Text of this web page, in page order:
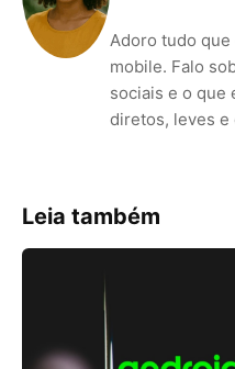
Adoro tudo
mobile. Falo
sociais e o que
diretos, leves e
Leia também